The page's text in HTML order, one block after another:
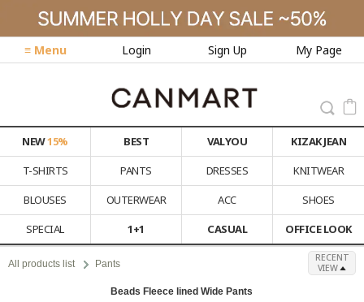
≡ Menu Login Sign Up My Page
NEW15% BEST VALYOU
KIZAK JEAN
T-SHIRTS
PANTS DRESSES
KNITWEAR
BLOUSES
OUTERWEAR ACC
SHOES
SPECIAL
1+1 CASUAL OFFICE LOOK
All products list Pants
RECENT
VIEW
Beads Fleece lined Wide Pants